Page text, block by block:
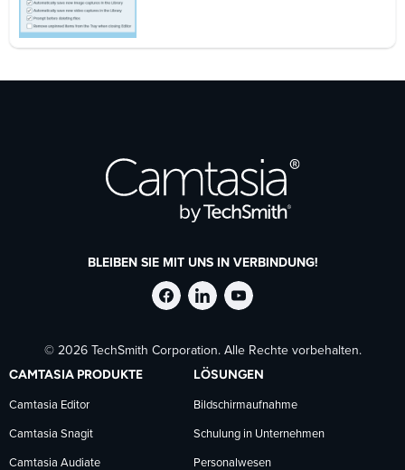
BLEIBEN SIE MIT UNS IN VERBINDUNG!
TechSmith
auf
Facebook
folgen
TechSmith
auf
LinkedIn
folgen
TechSmith
auf
YouTube
© 2026 TechSmith Corporation. Alle Rechte vorbehalten.
CAMTASIA PRODUKTE
Camtasia Editor
Camtasia Snagit
Camtasia Audiate
LÖSUNGEN
Bildschirmaufnahme
Schulung in Unternehmen
Personalwesen